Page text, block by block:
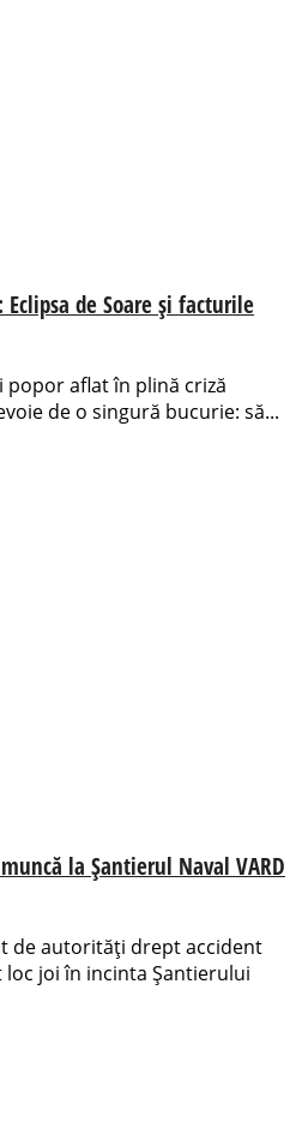
de Soare și facturile
popor aflat în plină criză
de o singură bucurie: să...
la Șantierul Naval VARD
de autorități drept accident
loc joi în incinta Șantierului